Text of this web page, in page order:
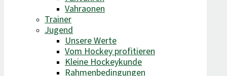
Vahraonen
Trainer
Jugend
Unsere Werte
Vom Hockey profitieren
Kleine Hockeykunde
Rahmenbedingungen